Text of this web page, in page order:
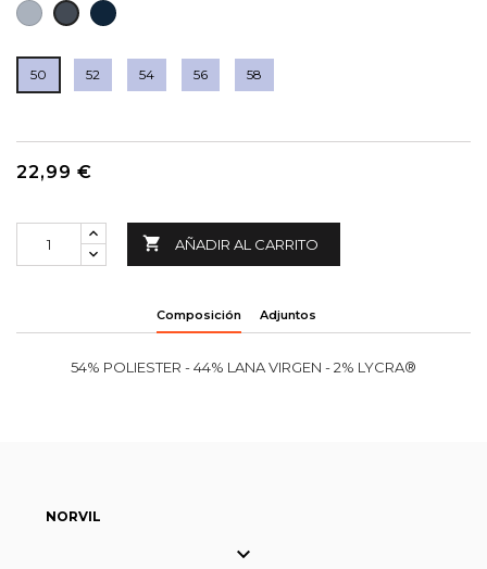
GRIS NEGROMARINO
50 52 54 56 58
22,99 €
 AÑADIR AL CARRITO
Composición Adjuntos
54% POLIESTER - 44% LANA VIRGEN - 2% LYCRA®
NORVIL
